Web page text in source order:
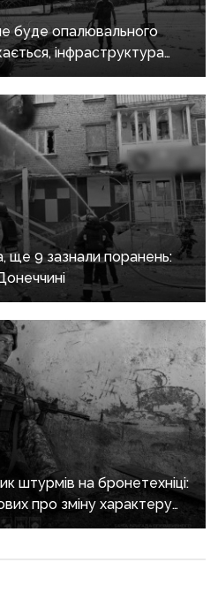
буде опалювального
інфраструктура
ще 9 зазнали поранень:
штурмів на бронетехніці:
про зміну характеру